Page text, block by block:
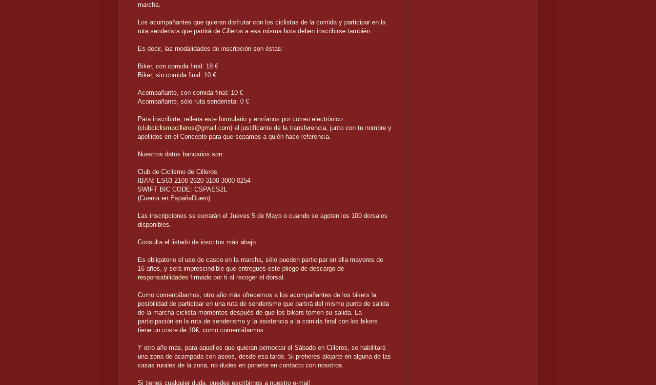
marcha.
Los acompañantes que quieran disfrutar con los ciclistas de la comida y participar en la
ruta senderista que partirá de Cilleros a esa misma hora deben inscribirse también.
Es decir, las modalidades de inscripción son éstas:
Biker, con comida final: 18 €
Biker, sin comida final: 10 €
Acompañante, con comida final: 10 €
Acompañante, sólo ruta senderista: 0 €
Para inscribirte, rellena este formulario y envíanos por correo electrónico
(clubciclismocilleros@gmail.com) el justificante de la transferencia, junto con tu nombre y
apellidos en el Concepto para que sepamos a quién hace referencia.
Nuestros datos bancarios son:
Club de Ciclismo de Cilleros
IBAN: ES63 2108 2620 3100 3000 0254
SWIFT BIC CODE: CSPAES2L
(Cuenta en EspañaDuero)
Las inscripciones se cerrarán el Jueves 5 de Mayo o cuando se agoten los 100 dorsales
disponibles.
Consulta el listado de inscritos más abajo.
Es obligatorio el uso de casco en la marcha, sólo pueden participar en ella mayores de
16 años, y será imprescindible que entregues este pliego de descargo de
responsabilidades firmado por ti al recoger el dorsal.
Como comentábamos, otro año más ofrecemos a los acompañantes de los bikers la
posibilidad de participar en una ruta de senderismo que partirá del mismo punto de salida
de la marcha ciclista momentos después de que los bikers tomen su salida. La
participación en la ruta de senderismo y la asistencia a la comida final con los bikers
tiene un coste de 10€, como comentábamos.
Y otro año más, para aquellos que quieran pernoctar el Sábado en Cilleros, se habilitará
una zona de acampada con aseos, desde esa tarde. Si prefieres alojarte en alguna de las
casas rurales de la zona, no dudes en ponerte en contacto con nosotros.
Si tienes cualquier duda, puedes escribirnos a nuestro e-mail